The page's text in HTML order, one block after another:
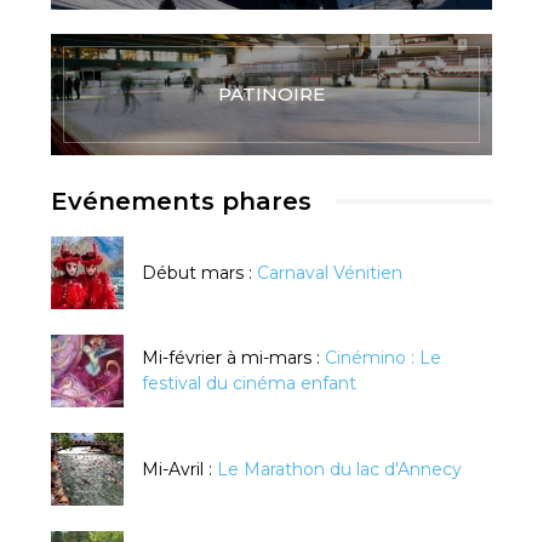
PATINOIRE
Evénements phares
Début mars : Carnaval Vénitien
Mi-février à mi-mars : Cinémino : Le
festival du cinéma enfant
Mi-Avril : Le Marathon du lac d'Annecy